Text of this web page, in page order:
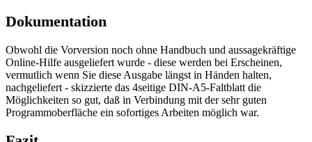
Dokumentation
Obwohl die Vorversion noch ohne Handbuch und aussagekräftige
Online-Hilfe ausgeliefert wurde - diese werden bei Erscheinen,
vermutlich wenn Sie diese Ausgabe längst in Händen halten,
nachgeliefert - skizzierte das 4seitige DIN-A5-Faltblatt die
Möglichkeiten so gut, daß in Verbindung mit der sehr guten
Programmoberfläche ein sofortiges Arbeiten möglich war.